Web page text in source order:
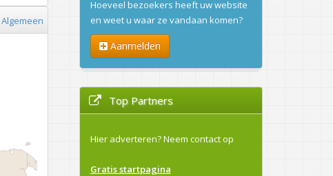
Algemeen
Hoeveel bezoekers heeft uw website
en weet u waar ze vandaan komen?
Aanmelden
Top Partners
Hier adverteren?Neem contact op
Gratis startpagina